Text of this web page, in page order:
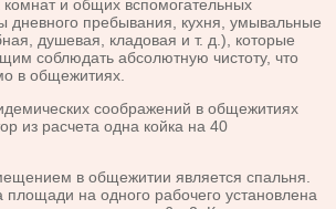
комнат и общих вспомогательных
дневного пребывания, кухня, умывальные
душевая, кладовая и т. д.), которые
соблюдать абсолютную чистоту, что
в общежитиях.
соображений в общежитиях
из расчета одна койка на 40
в общежитии является спальня.
на одного рабочего установлена